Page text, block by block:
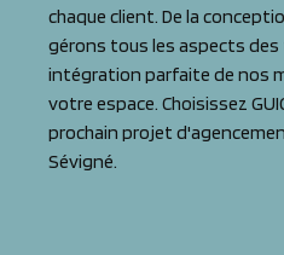
chaque client. De la
gérons tous les aspects
intégration parfaite de nos
votre espace. Choisissez
prochain projet
Sévigné.